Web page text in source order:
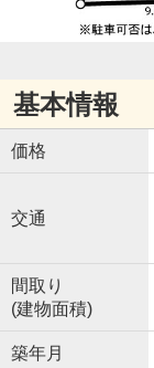
基本情報
価格
交通
間取り
(建物面積)
築年月